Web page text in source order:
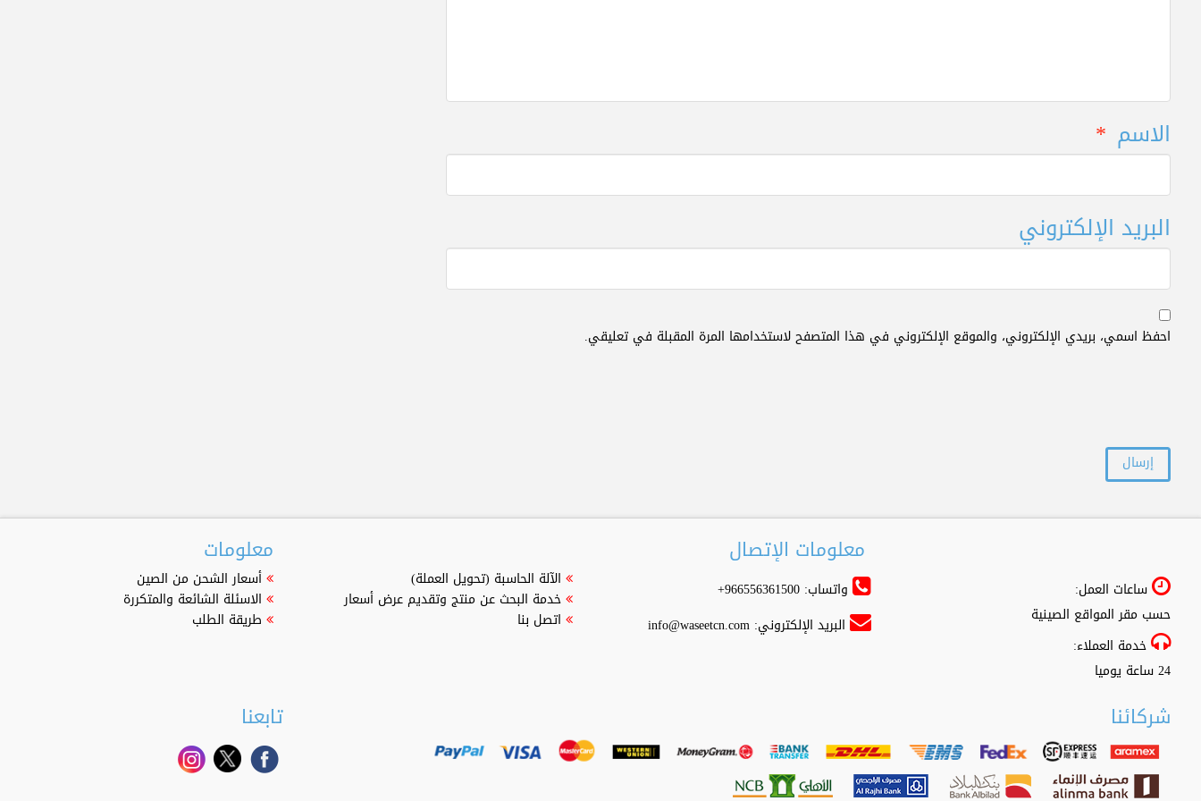
الاسم *
البريد الإلكتروني
احفظ اسمي، بريدي الإلكتروني، والموقع الإلكتروني في هذا المتصفح لاستخدامها المرة المقبلة في تعليقي.
معلومات
أسعار الشحن من الصين
الاسئلة الشائعة والمتكررة
طريقة الطلب
الآلة الحاسبة (تحويل العملة)
خدمة البحث عن منتج وتقديم عرض أسعار
اتصل بنا
معلومات الإتصال
واتساب: 966556361500+
البريد الإلكتروني: info@waseetcn.com
ساعات العمل:
حسب مقر المواقع الصينية
خدمة العملاء:
24 ساعة يوميا
تابعنا شركائنا